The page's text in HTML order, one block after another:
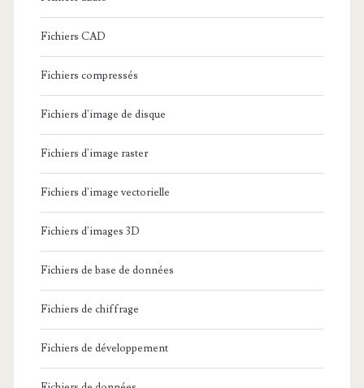
Fichiers CAD
Fichiers compressés
Fichiers d'image de disque
Fichiers d'image raster
Fichiers d'image vectorielle
Fichiers d'images 3D
Fichiers de base de données
Fichiers de chiffrage
Fichiers de développement